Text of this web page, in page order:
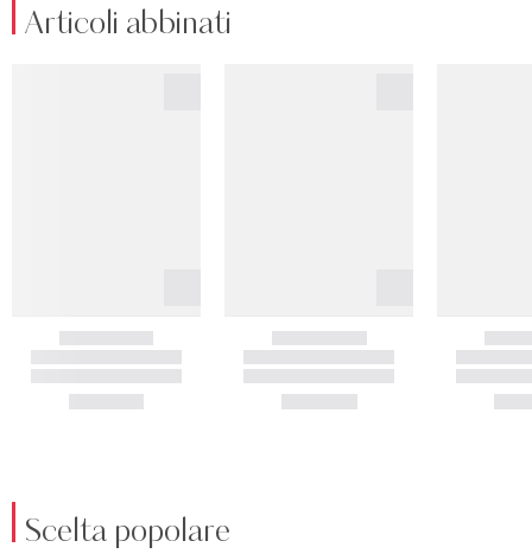
Articoli abbinati
Scelta popolare